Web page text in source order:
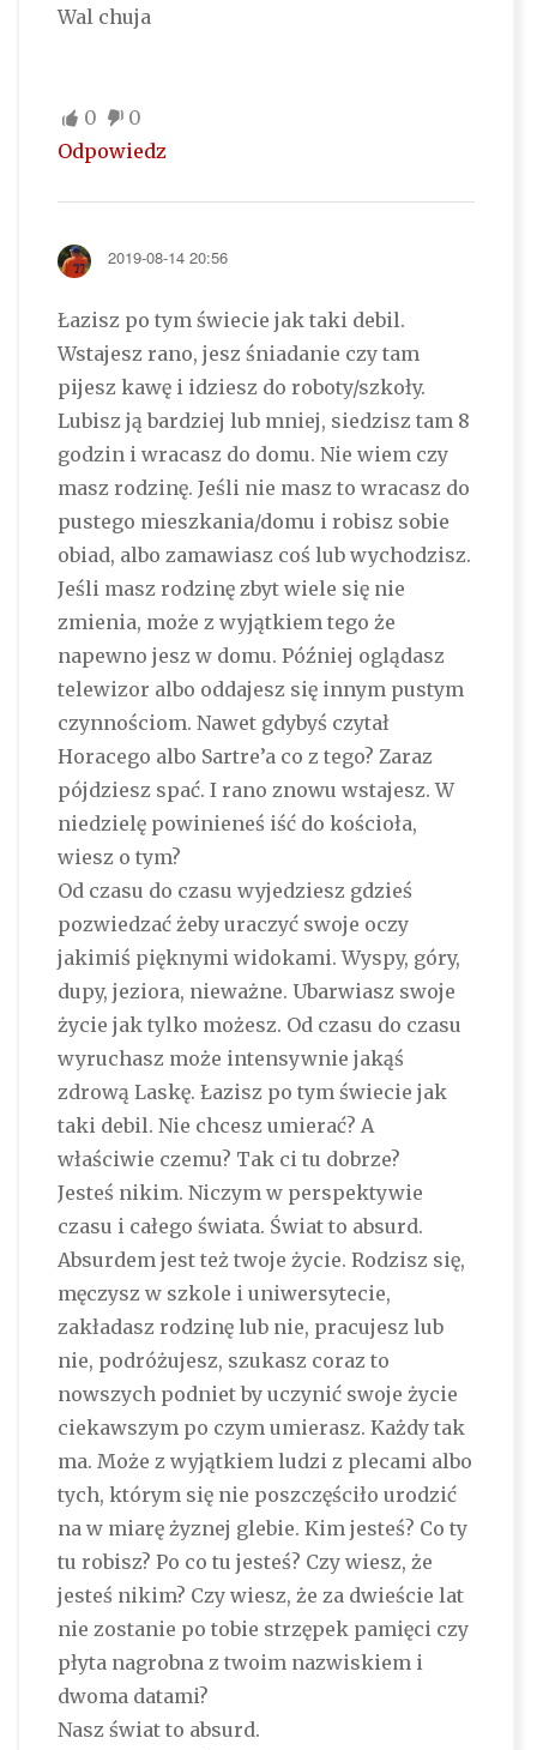
Wal chuja
0
0
Odpowiedz
2019-08-14 20:56
Łazisz po tym świecie jak taki debil.
Wstajesz rano, jesz śniadanie czy tam
pijesz kawę i idziesz do roboty/szkoły.
Lubisz ją bardziej lub mniej, siedzisz tam 8
godzin i wracasz do domu. Nie wiem czy
masz rodzinę. Jeśli nie masz to wracasz do
pustego mieszkania/domu i robisz sobie
obiad, albo zamawiasz coś lub wychodzisz.
Jeśli masz rodzinę zbyt wiele się nie
zmienia, może z wyjątkiem tego że
napewno jesz w domu. Później oglądasz
telewizor albo oddajesz się innym pustym
czynnościom. Nawet gdybyś czytał
Horacego albo Sartre’a co z tego? Zaraz
pójdziesz spać. I rano znowu wstajesz. W
niedzielę powinieneś iść do kościoła,
wiesz o tym?
Od czasu do czasu wyjedziesz gdzieś
pozwiedzać żeby uraczyć swoje oczy
jakimiś pięknymi widokami. Wyspy, góry,
dupy, jeziora, nieważne. Ubarwiasz swoje
życie jak tylko możesz. Od czasu do czasu
wyruchasz może intensywnie jakąś
zdrową Laskę. Łazisz po tym świecie jak
taki debil. Nie chcesz umierać? A
właściwie czemu? Tak ci tu dobrze?
Jesteś nikim. Niczym w perspektywie
czasu i całego świata. Świat to absurd.
Absurdem jest też twoje życie. Rodzisz się,
męczysz w szkole i uniwersytecie,
zakładasz rodzinę lub nie, pracujesz lub
nie, podróżujesz, szukasz coraz to
nowszych podniet by uczynić swoje życie
ciekawszym po czym umierasz. Każdy tak
ma. Może z wyjątkiem ludzi z plecami albo
tych, którym się nie poszczęściło urodzić
na w miarę żyznej glebie. Kim jesteś? Co ty
tu robisz? Po co tu jesteś? Czy wiesz, że
jesteś nikim? Czy wiesz, że za dwieście lat
nie zostanie po tobie strzępek pamięci czy
płyta nagrobna z twoim nazwiskiem i
dwoma datami?
Nasz świat to absurd.